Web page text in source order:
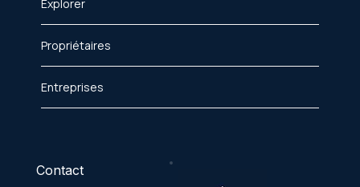
Explorer
Propriétaires
Entreprises
Contact